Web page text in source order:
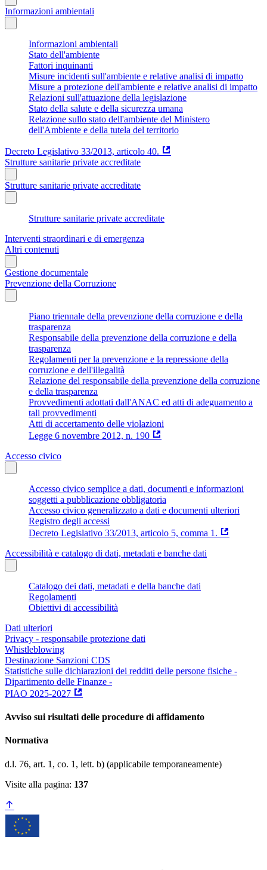
Informazioni ambientali
Informazioni ambientali
Stato dell'ambiente
Fattori inquinanti
Misure incidenti sull'ambiente e relative analisi di impatto
Misure a protezione dell'ambiente e relative analisi di impatto
Relazioni sull'attuazione della legislazione
Stato della salute e della sicurezza umana
Relazione sullo stato dell'ambiente del Ministero
dell'Ambiente e della tutela del territorio
Decreto Legislativo 33/2013, articolo 40.
Strutture sanitarie private accreditate
Strutture sanitarie private accreditate
Strutture sanitarie private accreditate
Interventi straordinari e di emergenza
Altri contenuti
Gestione documentale
Prevenzione della Corruzione
Piano triennale della prevenzione della corruzione e della
trasparenza
Responsabile della prevenzione della corruzione e della
trasparenza
Regolamenti per la prevenzione e la repressione della
corruzione e dell'illegalità
Relazione del responsabile della prevenzione della corruzione
e della trasparenza
Provvedimenti adottati dall'ANAC ed atti di adeguamento a
tali provvedimenti
Atti di accertamento delle violazioni
Legge 6 novembre 2012, n. 190
Accesso civico
Accesso civico semplice a dati, documenti e informazioni
soggetti a pubblicazione obbligatoria
Accesso civico generalizzato a dati e documenti ulteriori
Registro degli accessi
Decreto Legislativo 33/2013, articolo 5, comma 1.
Accessibilità e catalogo di dati, metadati e banche dati
Catalogo dei dati, metadati e della banche dati
Regolamenti
Obiettivi di accessibilità
Dati ulteriori
Privacy - responsabile protezione dati
Whistleblowing
Destinazione Sanzioni CDS
Statistiche sulle dichiarazioni dei redditi delle persone fisiche -
Dipartimento delle Finanze -
PIAO 2025-2027
Avviso sui risultati delle procedure di affidamento
Normativa
d.l. 76, art. 1, co. 1, lett. b) (applicabile temporaneamente)
Visite alla pagina: 137